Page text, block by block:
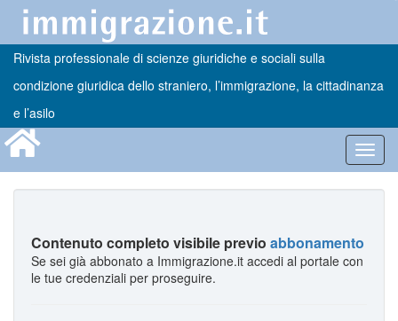
Rivista professionale di scienze giuridiche e sociali sulla
condizione giuridica dello straniero, l’immigrazione, la cittadinanza
e l’asilo
Contenuto completo visibile previo abbonamento
Se sei già abbonato a Immigrazione.it accedi al portale con
le tue credenziali per proseguire.